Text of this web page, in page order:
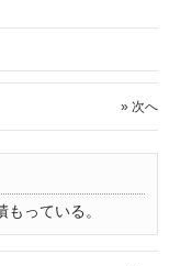
» 次へ
っている。